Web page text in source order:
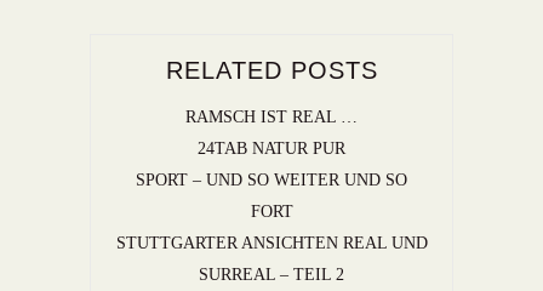
RELATED POSTS
RAMSCH IST REAL …
24TAB NATUR PUR
SPORT – UND SO WEITER UND SO
FORT
STUTTGARTER ANSICHTEN REAL UND
SURREAL – TEIL 2